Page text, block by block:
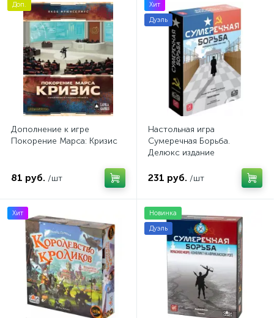
Доп.
Дополнение к игре
Покорение Марса: Кризис
81 руб. /шт
Хит
Дуэль
Настольная игра
Сумеречная Борьба.
Делюкс издание
231 руб. /шт
Хит
Новинка
Дуэль